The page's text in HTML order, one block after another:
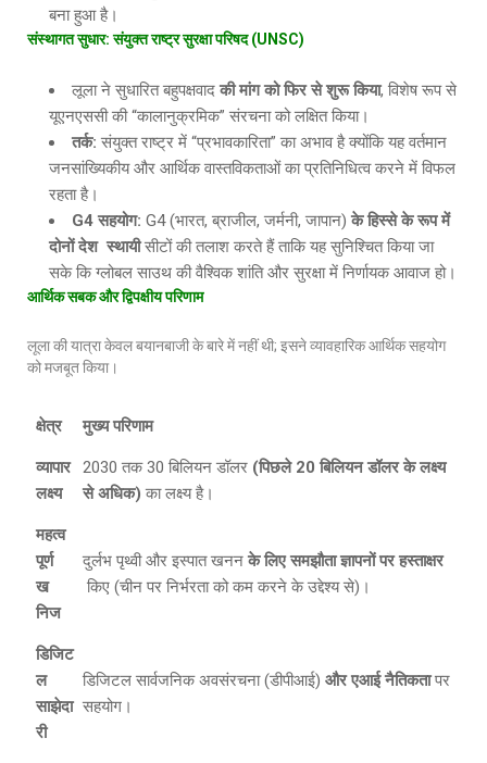
बना हुआ है।
संस्थागत सुधार: संयुक्त राष्ट्र सुरक्षा परिषद (UNSC)
लूला ने सुधारित बहुपक्षवाद की मांग को फिर से शुरू किया, विशेष रूप से
यूएनएससी की “कालानुक्रमिक” संरचना को लक्षित किया।
तर्क: संयुक्त राष्ट्र में “प्रभावकारिता” का अभाव है क्योंकि यह वर्तमान
जनसांख्यिकीय और आर्थिक वास्तविकताओं का प्रतिनिधित्व करने में विफल
रहता है।
G4 सहयोग: G4 (भारत, ब्राजील, जर्मनी, जापान) के हिस्से के रूप में
दोनों देश स्थायीसीटों की तलाश करते हैं ताकि यह सुनिश्चित किया जा
सके कि ग्लोबल साउथ की वैश्विक शांति और सुरक्षा में निर्णायक आवाज हो।
आर्थिक सबक और द्विपक्षीय परिणाम
लूला की यात्रा केवल बयानबाजी के बारे में नहीं थी; इसने व्यावहारिक आर्थिक सहयोग
को मजबूत किया।
क्षेत्र मुख्य परिणाम
व्यापार
लक्ष्य
2030 तक 30 बिलियन डॉलर(पिछले 20 बिलियन डॉलर के लक्ष्य
से अधिक) का लक्ष्य है।
महत्व
पूर्ण
ख
निज
दुर्लभ पृथ्वी और इस्पात खनन के लिए समझौता ज्ञापनों पर हस्ताक्षर
किए (चीन पर निर्भरता को कम करने के उद्देश्य से)।
डिजिट
ल
साझेदा
री
डिजिटल सार्वजनिक अवसंरचना (डीपीआई) और एआई नैतिकतापर
सहयोग।